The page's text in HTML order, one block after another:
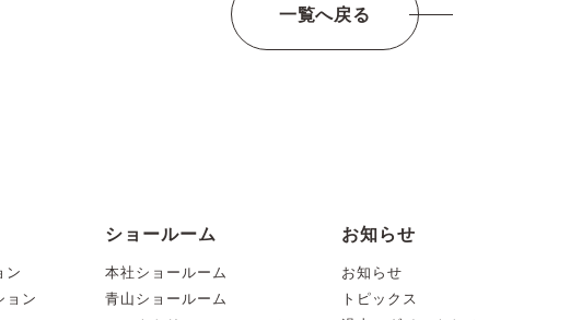
一覧へ戻る
ン
ョン
ショールーム
本社ショールーム
青山ショールーム
お知らせ
お知らせ
トピックス